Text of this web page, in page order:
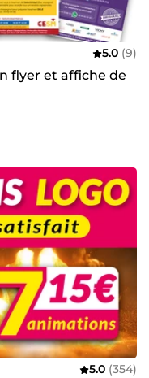
5.0 (9)
flyer et affiche de
5.0 (354)